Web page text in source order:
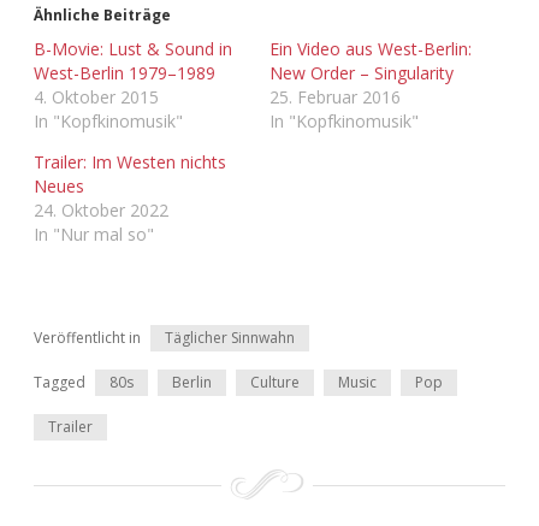
Adventskalender 2017
Adventskalender 2018
Adventskalender 2019
Adventskalender 2022
Adventskalender 2023
Ähnliche Beiträge
B-Movie: Lust & Sound in
West-Berlin 1979–1989
4. Oktober 2015
In "Kopfkinomusik"
Ein Video aus West-Berlin:
New Order – Singularity
25. Februar 2016
In "Kopfkinomusik"
Trailer: Im Westen nichts
Neues
24. Oktober 2022
In "Nur mal so"
Veröffentlicht in Täglicher Sinnwahn
Tagged 80s Berlin Culture Music Pop
Trailer